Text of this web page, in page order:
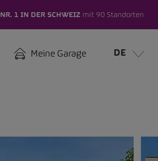
NR. 1 IN DER SCHWEIZmit 90 Standorten
Meine Garage DE